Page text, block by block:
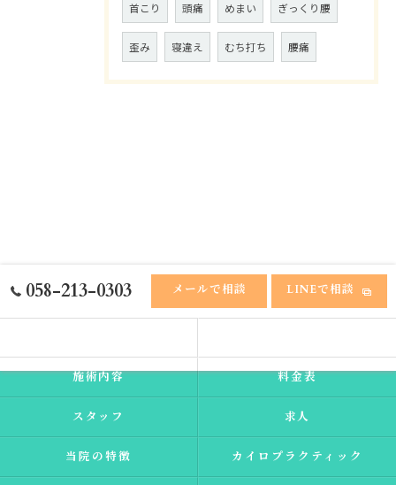
首こり 頭痛 めまい ぎっくり腰
歪み 寝違え むち打ち 腰痛
058-213-0303 メールで相談 LINEで相談
施術内容 料金表
スタッフ 求人
当院の特徴 カイロプラクティック